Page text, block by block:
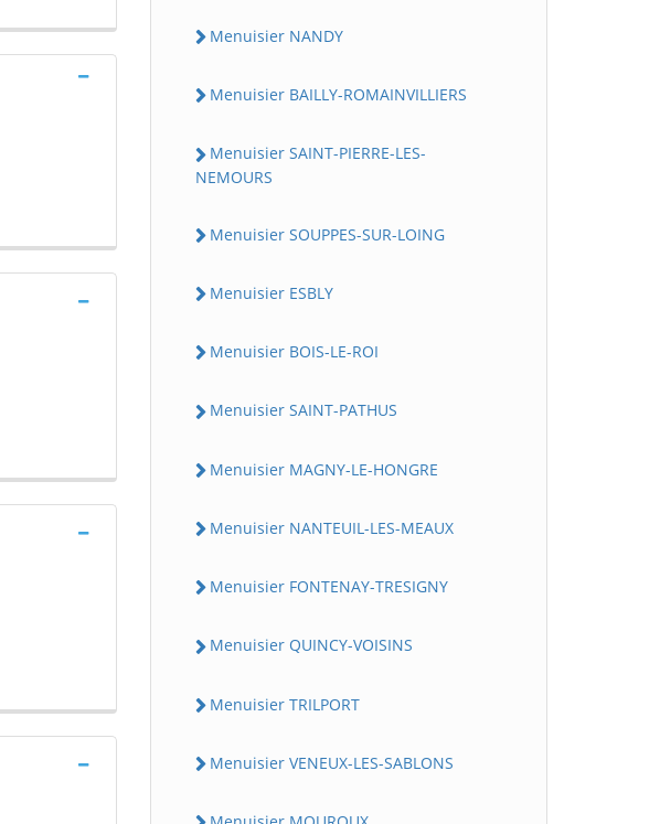
Menuisier NANDY
Menuisier BAILLY-ROMAINVILLIERS
Menuisier SAINT-PIERRE-LES-
NEMOURS
Menuisier SOUPPES-SUR-LOING
Menuisier ESBLY
Menuisier BOIS-LE-ROI
Menuisier SAINT-PATHUS
Menuisier MAGNY-LE-HONGRE
Menuisier NANTEUIL-LES-MEAUX
Menuisier FONTENAY-TRESIGNY
Menuisier QUINCY-VOISINS
Menuisier TRILPORT
Menuisier VENEUX-LES-SABLONS